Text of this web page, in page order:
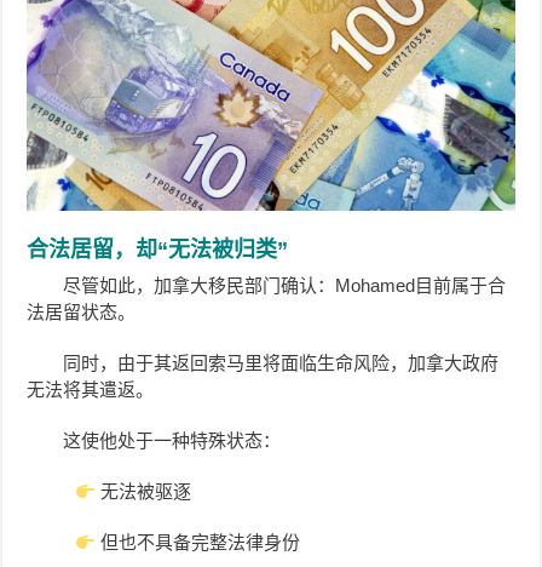
合法居留，却“无法被归类”
尽管如此，加拿大移民部门确认：Mohamed目前属于合
法居留状态。
同时，由于其返回索马里将面临生命风险，加拿大政府
无法将其遣返。
这使他处于一种特殊状态：
无法被驱逐
但也不具备完整法律身份